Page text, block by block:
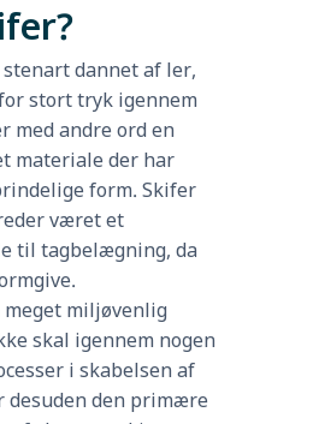
dannet af ler,
stort tryk igennem
med andre ord en
materiale der har
form. Skifer
været et
til tagbelægning, da
miljøvenlig
skal igennem nogen
i skabelsen af
desuden den primære